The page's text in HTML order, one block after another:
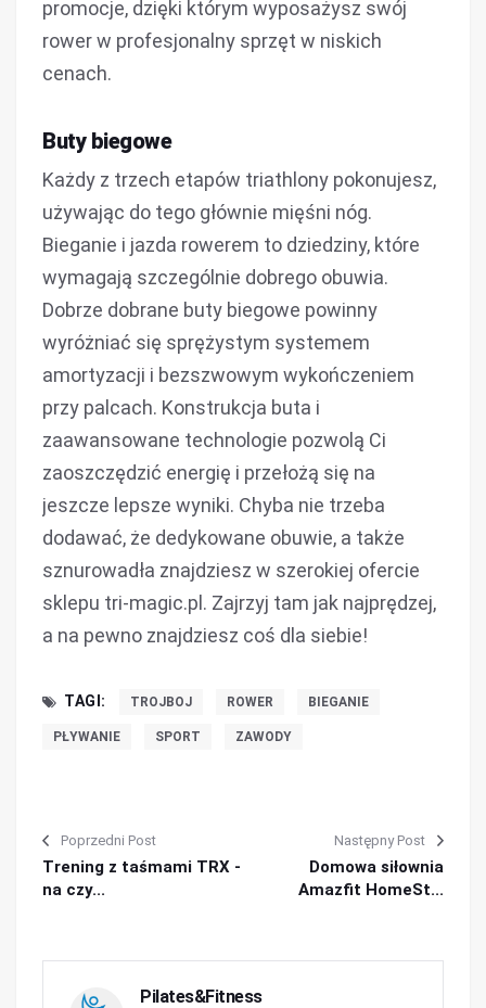
promocje, dzięki którym wyposażysz swój
rower w profesjonalny sprzęt w niskich
cenach.
Buty biegowe
Każdy z trzech etapów triathlony pokonujesz,
używając do tego głównie mięśni nóg.
Bieganie i jazda rowerem to dziedziny, które
wymagają szczególnie dobrego obuwia.
Dobrze dobrane buty biegowe powinny
wyróżniać się sprężystym systemem
amortyzacji i bezszwowym wykończeniem
przy palcach. Konstrukcja buta i
zaawansowane technologie pozwolą Ci
zaoszczędzić energię i przełożą się na
jeszcze lepsze wyniki. Chyba nie trzeba
dodawać, że dedykowane obuwie, a także
sznurowadła znajdziesz w szerokiej ofercie
sklepu tri-magic.pl. Zajrzyj tam jak najprędzej,
a na pewno znajdziesz coś dla siebie!
TAGI: TROJBOJ ROWER BIEGANIE
PŁYWANIE SPORT ZAWODY
Poprzedni Post
Trening z taśmami TRX -
na czy...
Następny Post
Domowa siłownia
Amazfit HomeSt...
Pilates&Fitness